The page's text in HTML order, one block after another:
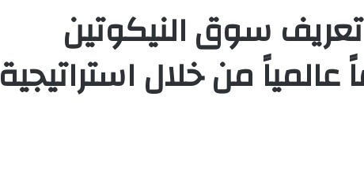
تعريف سوق النيكوتين
من خلال استراتيجية